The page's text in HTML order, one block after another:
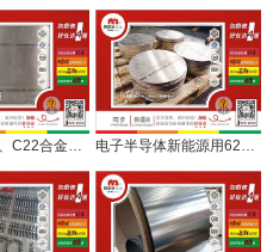
625、C276、C22合金在电子半导体新能源领域上的应用与选材指南 电子半导体新能源用625、C276、C22合金采购指南